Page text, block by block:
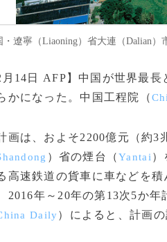
・遼寧（Liaoning）省大連（Dalian）
月14日 AFP】中国が世界最
かになった。中国工程院（
画は、およそ2200億元（約3
）省の煙台（Yantai ）
高速鉄道の貨車に車などを
2016年～20年の第13次5か
Daily）によると、計画